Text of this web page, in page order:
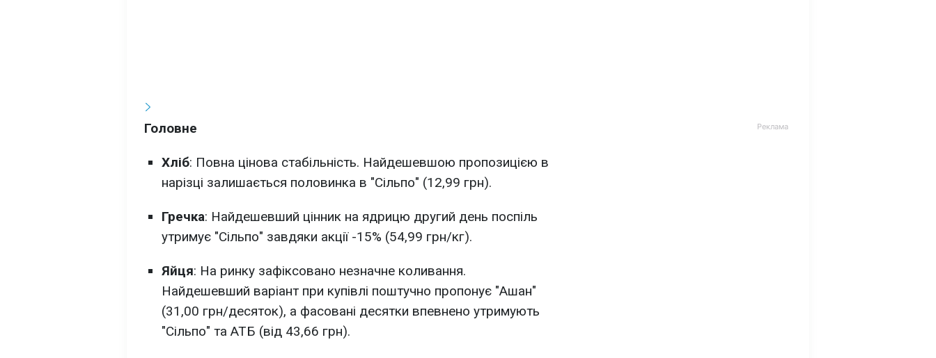
Головне
Хліб: Повна цінова стабільність. Найдешевшою пропозицією в
нарізці залишається половинка в "Сільпо" (12,99 грн).
Гречка: Найдешевший цінник на ядрицю другий день поспіль
утримує "Сільпо" завдяки акції -15% (54,99 грн/кг).
Яйця: На ринку зафіксовано незначне коливання.
Найдешевший варіант при купівлі поштучно пропонує "Ашан"
(31,00 грн/десяток), а фасовані десятки впевнено утримують
"Сільпо" та АТБ (від 43,66 грн).